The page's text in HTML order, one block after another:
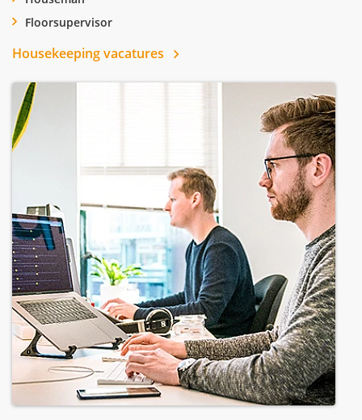
Floorsupervisor
Housekeeping vacatures